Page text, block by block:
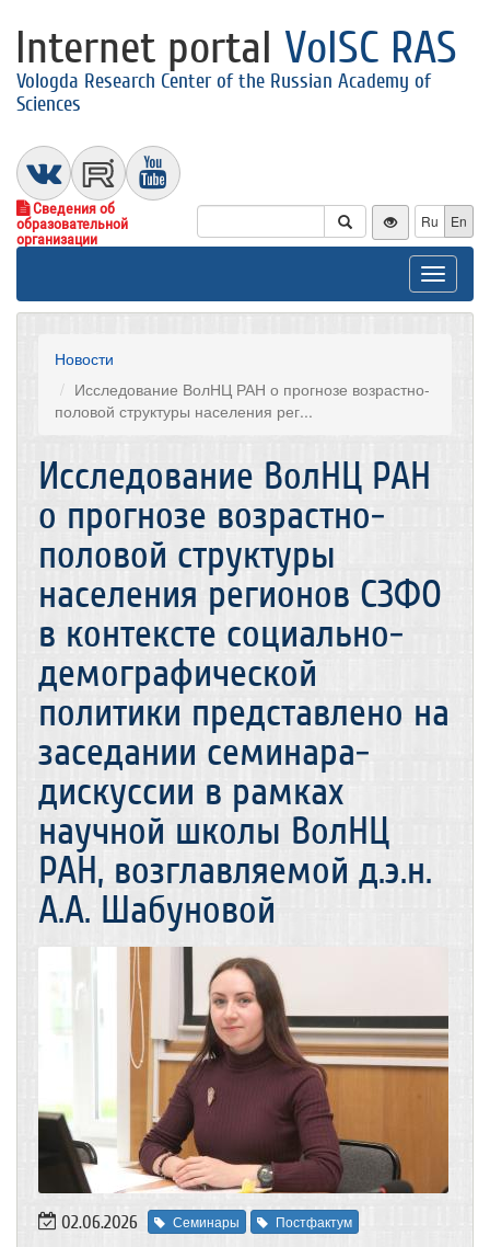
Internet portal VolSC RAS
Vologda Research Center of the Russian Academy of
Sciences
Сведения об
образовательной
организации
Ru En
Toggle
Новости
Исследование ВолНЦ РАН о прогнозе возрастно-
половой структуры населения рег...
Исследование ВолНЦ РАН
о прогнозе возрастно-
половой структуры
населения регионов СЗФО
в контексте социально-
демографической
политики представлено на
заседании семинара-
дискуссии в рамках
научной школы ВолНЦ
РАН, возглавляемой д.э.н.
А.А. Шабуновой
02.06.2026 Семинары Постфактум